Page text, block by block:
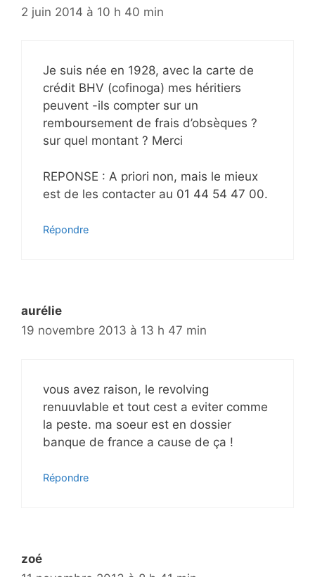
2 juin 2014 à 10 h 40 min
Je suis née en 1928, avec la carte de
crédit BHV (cofinoga) mes héritiers
peuvent -ils compter sur un
remboursement de frais d’obsèques ?
sur quel montant ? Merci
REPONSE : A priori non, mais le mieux
est de les contacter au 01 44 54 47 00.
Répondre
aurélie
19 novembre 2013 à 13 h 47 min
vous avez raison, le revolving
renuuvlable et tout cest a eviter comme
la peste. ma soeur est en dossier
banque de france a cause de ça !
Répondre
zoé